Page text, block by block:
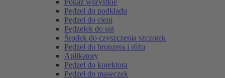
Pokaż wszystkie
Pędzel do podkładu
Pędzel do cieni
Pędzelek do ust
Środek do czyszczenia szczotek
Pędzel do bronzera i różu
Aplikatory
Pędzel do korektora
Pędzel do maseczek